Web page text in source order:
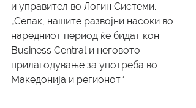
и управител во Логин Системи.
„Сепак, нашите развојни насоки во
наредниот период ќе бидат кон
Business Central и неговото
прилагодување за употреба во
Македонија и регионот.“